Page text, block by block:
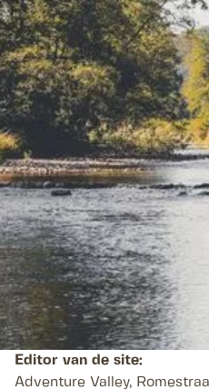
Juridische
Lees de verschillende
site aandachtig door
Door verbinding te maken
voorbehoud akkoord met
Bovendien zijn,
2004-575 van 21 juni 2004
digitale economie, de
zijn voor deze website:
Editor van de site:
Adventure Valley,